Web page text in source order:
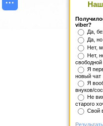
viber?
Да,
Да,
Нет,
Нет,
Я
новый чат
Я
внуков/
Не
старого
Свой